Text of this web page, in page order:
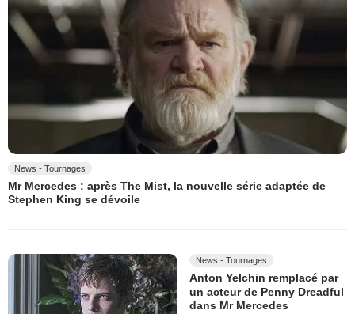
News - Tournages
Mr Mercedes : après The Mist, la nouvelle série adaptée de
Stephen King se dévoile
News - Tournages
Anton Yelchin remplacé par
un acteur de Penny Dreadful
dans Mr Mercedes